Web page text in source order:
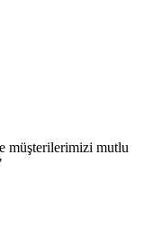
müşterilerimizi mutlu